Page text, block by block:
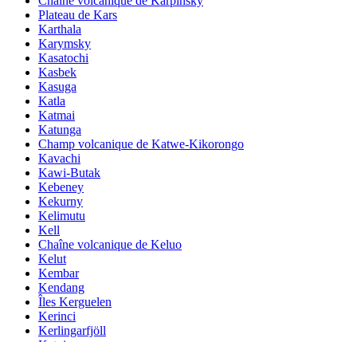
Plateau de Kars
Karthala
Karymsky
Kasatochi
Kasbek
Kasuga
Katla
Katmai
Katunga
Champ volcanique de Katwe-Kikorongo
Kavachi
Kawi-Butak
Kebeney
Kekurny
Kelimutu
Kell
Chaîne volcanique de Keluo
Kelut
Kembar
Kendang
Îles Kerguelen
Kerinci
Kerlingarfjöll